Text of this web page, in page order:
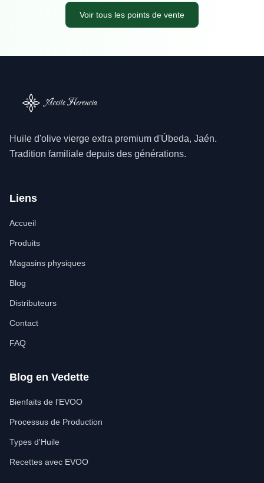
Voir tous les points de vente
Huile d'olive vierge extra premium d'Úbeda, Jaén.
Tradition familiale depuis des générations.
Liens
Accueil
Produits
Magasins physiques
Blog
Distributeurs
Contact
FAQ
Blog en Vedette
Bienfaits de l'EVOO
Processus de Production
Types d'Huile
Recettes avec EVOO